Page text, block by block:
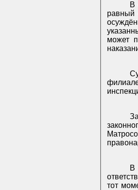
В
равный
может
В
тот